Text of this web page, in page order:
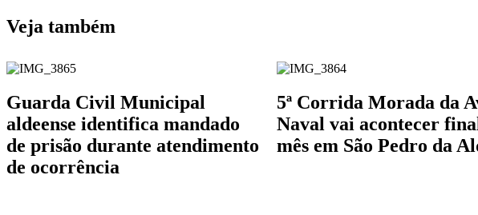
Veja também
Guarda Civil Municipal
aldeense identifica mandado
de prisão durante atendimento
de ocorrência
5ª Corrida Morada da
Naval vai acontecer
mês em São Pedro da